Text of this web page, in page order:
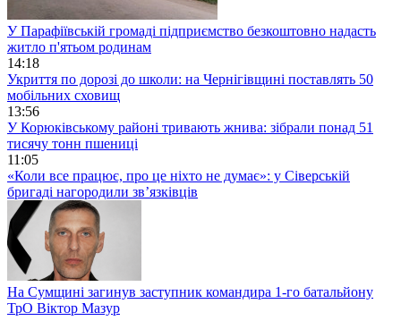
У Парафіївській громаді підприємство безкоштовно надасть
житло п'ятьом родинам
14:18
Укриття по дорозі до школи: на Чернігівщині поставлять 50
мобільних сховищ
13:56
У Корюківському районі тривають жнива: зібрали понад 51
тисячу тонн пшениці
11:05
«Коли все працює, про це ніхто не думає»: у Сіверській
бригаді нагородили зв’язківців
На Сумщині загинув заступник командира 1-го батальйону
ТрО Віктор Мазур